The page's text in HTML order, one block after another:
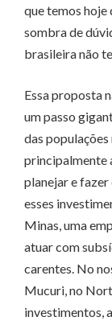
que temos hoje
sombra de
brasileira não
Essa proposta
um passo
das populações
principalmente
planejar e
esses
Minas, uma
atuar com
carentes. No
Mucuri, no
investimentos,